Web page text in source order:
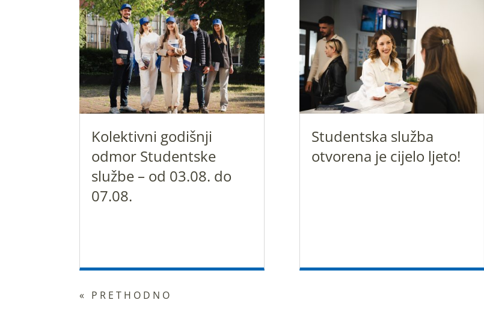
Kolektivni godišnji
odmor Studentske
službe – od 03.08. do
07.08.
Studentska služba
otvorena je cijelo ljeto!
« PRETHODNO